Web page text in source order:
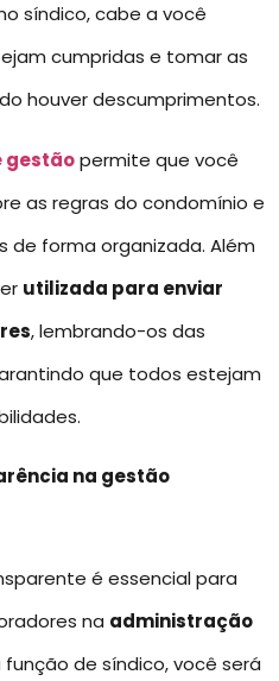
síndico, cabe a você
cumpridas e tomar as
houver descumprimentos.
gestãopermite que você
as regras do condomínio e
de forma organizada. Além
utilizada para enviar
, lembrando-os das
que todos estejam
na gestão
é essencial para
na administração
função de síndico, você será